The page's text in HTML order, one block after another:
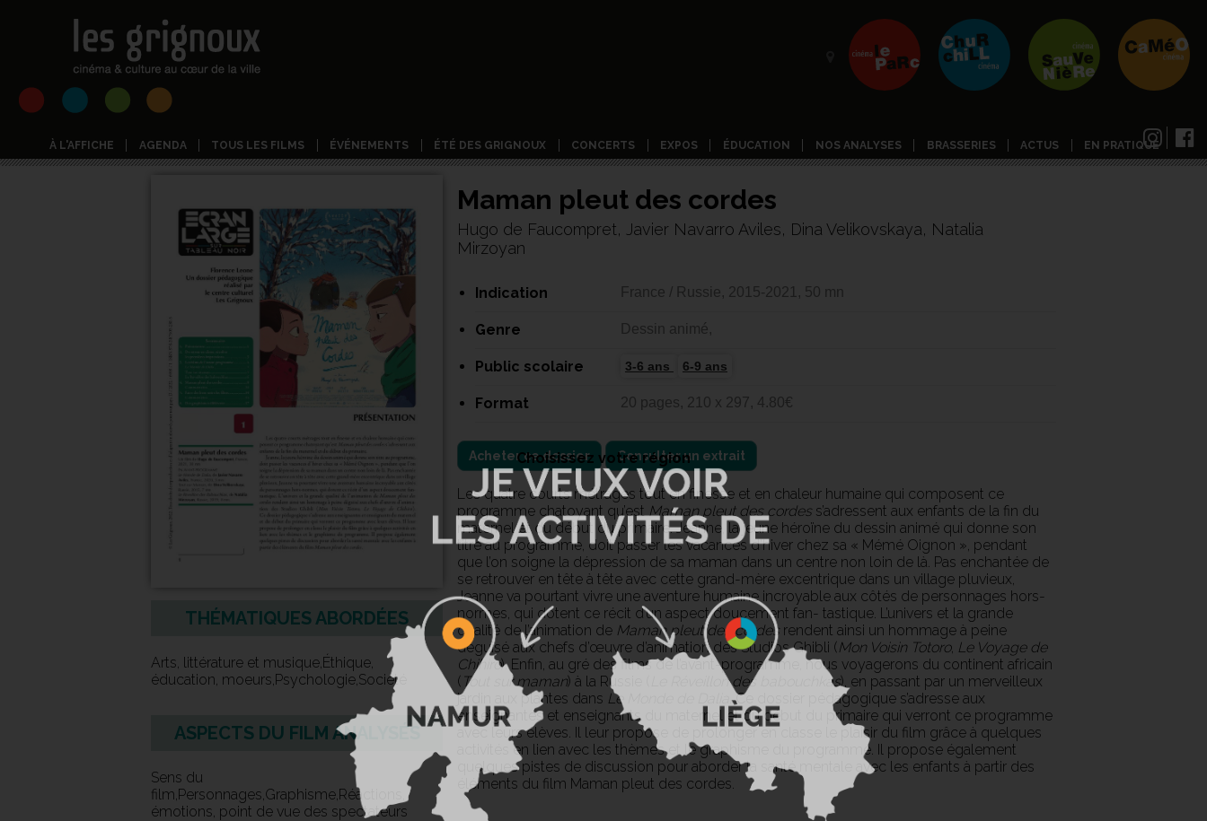
À L'AFFICHE AGENDA TOUS LES FILMS ÉVÉNEMENTS ÉTÉ DES GRIGNOUX CONCERTS EXPOS ÉDUCATION NOS ANALYSES BRASSERIES ACTUS EN PRATIQUE
THÉMATIQUES ABORDÉES
Arts, littérature et musique,Éthique,
éducation, moeurs,Psychologie,Société
ASPECTS DU FILM ANALYSÉS
Sens du
film,Personnages,Graphisme,Réactions,
émotions, point de vue des spectateurs
Maman pleut des cordes
Hugo de Faucompret, Javier Navarro Aviles, Dina Velikovskaya, Natalia
Mirzoyan
Indication France / Russie, 2015-2021, 50 mn
Genre Dessin animé,
Public scolaire 3-6 ans 6-9 ans
Format 20 pages, 210 x 297, 4.80€
Acheter ce dossier Consulter un extrait
Les quatre courts métrages tout en finesse et en chaleur humaine qui composent ce
programme chatoyant qu’estMaman pleut des cordess’adressent aux enfants de la fin du
maternel et du début du primaire. Jeanne, la jeune héroïne du dessin animé qui donne son
titre au programme, doit passer les vacances d’hiver chez sa « Mémé Oignon », pendant
que l’on soigne la dépression de sa maman dans un centre non loin de là. Pas enchantée de
se retrouver en tête à tête avec cette grand-mère excentrique dans un village pluvieux,
Jeanne va pourtant vivre une aventure humaine incroyable aux côtés de personnages hors-
normes, qui dotent ce récit d’un aspect doucement fan- tastique. L’univers et la grande
qualité de l’animation de Maman pleut des cordesrendent ainsi un hommage à peine
déguisé aux chefs d’œuvre d’animation des Studios Ghibli (Mon Voisin Totoro, Le Voyage de
Chihiro). Enfin, au gré des films de l’avant-programme, nous voyagerons du continent africain
( Tout sur maman) à la Russie ( Le Réveillon des babouchkas), en passant par un merveilleux
jardin aux plantes dans Le Monde de Dalia
. Ce dossier pédagogique s’adresse aux
enseignantes et enseignants du maternel et du début du primaire qui verront ce programme
avec leurs élèves. Il leur propose de prolonger en classe le plaisir du film grâce à quelques
activités en lien avec les thèmes et le graphisme du programme. Il propose également
quelques pistes de discussion pour aborder la santé mentale avec les enfants à partir des
éléments du film Maman pleut des cordes.
Choisissez votre région